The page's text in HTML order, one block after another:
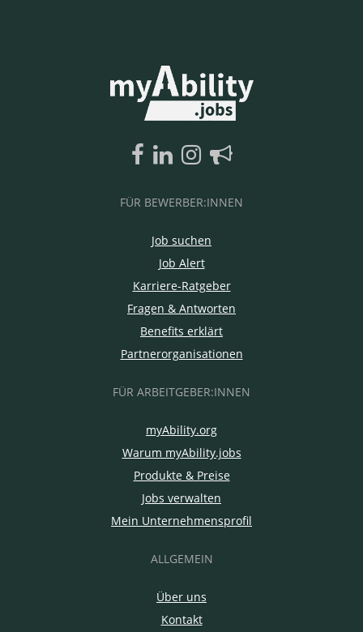
FÜR BEWERBER:INNEN
Job suchen
Job Alert
Karriere-Ratgeber
Fragen & Antworten
Benefits erklärt
Partnerorganisationen
FÜR ARBEITGEBER:INNEN
myAbility.org
Warum myAbility.jobs
Produkte & Preise
Jobs verwalten
Mein Unternehmensprofil
ALLGEMEIN
Über uns
Kontakt